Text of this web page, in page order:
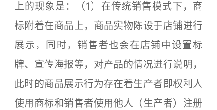
上的现象是：（1）在传统销售模式下，商
标附着在商品上，商品实物陈设于店铺进行
展示，同时，销售者也会在店铺中设置标
牌、宣传海报等，对产品的情况进行说明，
此时的商品展示行为存在着生产者即权利人
使用商标和销售者使用他人（生产者）注册